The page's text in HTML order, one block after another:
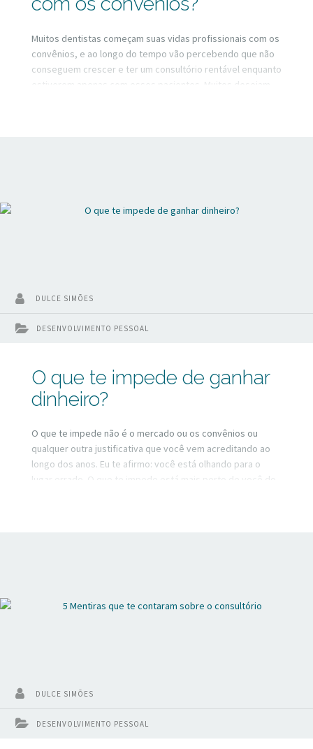
Muitos dentistas começam suas vidas profissionais com os
convênios, e ao longo do tempo vão percebendo que não
conseguem crescer e ter um consultório rentável enquanto
estiverem apenas com esses pacientes. Muitos desejam
DESENVOLVIMENTO PESSOAL
DULCE SIMÕES
O que te impede de ganhar
dinheiro?
O que te impede não é o mercado ou os convênios ou
qualquer outra justificativa que você vem acreditando ao
longo dos anos. Eu te afirmo: você está olhando para o
lugar errado. O que te impede está mais perto de você do
DESENVOLVIMENTO PESSOAL
DULCE SIMÕES